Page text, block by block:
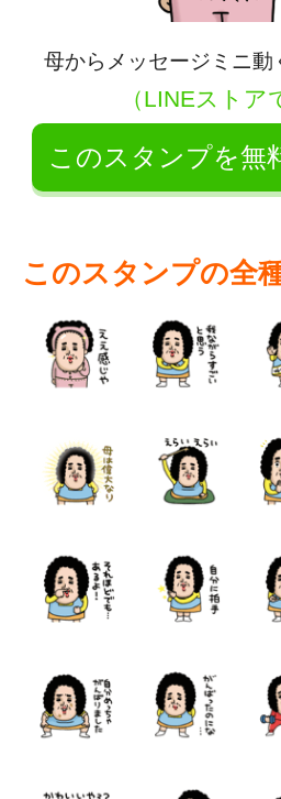
母からメッセージミニ動
（LINEストア
このスタンプを無
このスタンプの全